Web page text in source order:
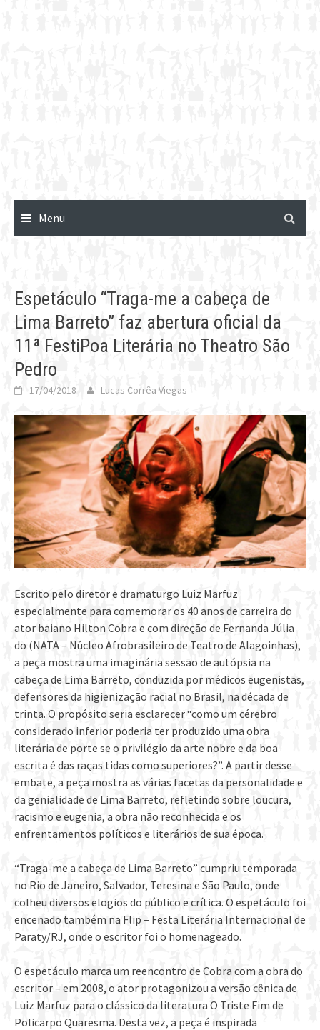
Menu
Espetáculo “Traga-me a cabeça de
Lima Barreto” faz abertura oficial da
11ª FestiPoa Literária no Theatro São
Pedro
17/04/2018 Lucas Corrêa Viegas
Escrito pelo diretor e dramaturgo Luiz Marfuz
especialmente para comemorar os 40 anos de carreira do
ator baiano Hilton Cobra e com direção de Fernanda Júlia
do (NATA – Núcleo Afrobrasileiro de Teatro de Alagoinhas),
a peça mostra uma imaginária sessão de autópsia na
cabeça de Lima Barreto, conduzida por médicos eugenistas,
defensores da higienização racial no Brasil, na década de
trinta. O propósito seria esclarecer “como um cérebro
considerado inferior poderia ter produzido uma obra
literária de porte se o privilégio da arte nobre e da boa
escrita é das raças tidas como superiores?”. A partir desse
embate, a peça mostra as várias facetas da personalidade e
da genialidade de Lima Barreto, refletindo sobre loucura,
racismo e eugenia, a obra não reconhecida e os
enfrentamentos políticos e literários de sua época.
“Traga-me a cabeça de Lima Barreto” cumpriu temporada
no Rio de Janeiro, Salvador, Teresina e São Paulo, onde
colheu diversos elogios do público e crítica. O espetáculo foi
encenado também na Flip – Festa Literária Internacional de
Paraty/RJ, onde o escritor foi o homenageado.
O espetáculo marca um reencontro de Cobra com a obra do
escritor – em 2008, o ator protagonizou a versão cênica de
Luiz Marfuz para o clássico da literatura O Triste Fim de
Policarpo Quaresma. Desta vez, a peça é inspirada